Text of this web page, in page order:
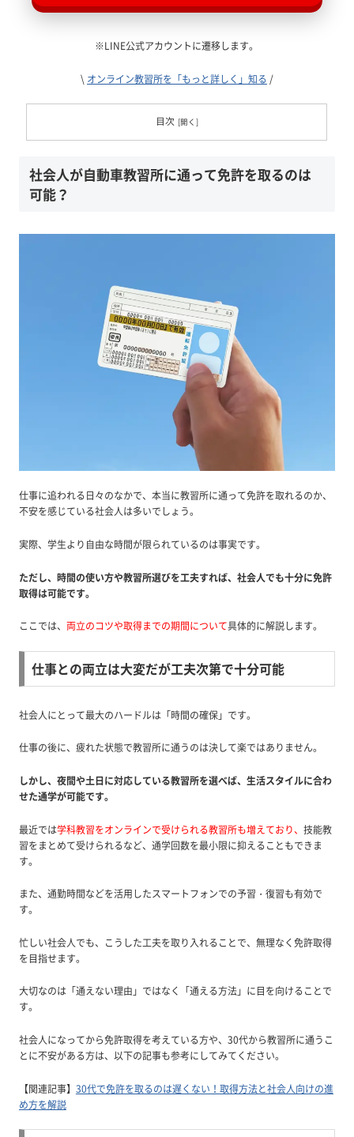
※LINE公式アカウントに遷移します。
\ オンライン教習所を「もっと詳しく」知る /
目次
社会人が自動車教習所に通って免許を取るのは
可能？
仕事に追われる日々のなかで、本当に教習所に通って免許を取れるのか、
不安を感じている社会人は多いでしょう。
実際、学生より自由な時間が限られているのは事実です。
ただし、時間の使い方や教習所選びを工夫すれば、社会人でも十分に免許
取得は可能です。
ここでは、 両立のコツや取得までの期間について具体的に解説します。
仕事との両立は大変だが工夫次第で十分可能
社会人にとって最大のハードルは「時間の確保」です。
仕事の後に、疲れた状態で教習所に通うのは決して楽ではありません。
しかし、夜間や土日に対応している教習所を選べば、生活スタイルに合わ
せた通学が可能です。
最近では学科教習をオンラインで受けられる教習所も増えており、 技能教
習をまとめて受けられるなど、通学回数を最小限に抑えることもできま
す。
また、通勤時間などを活用したスマートフォンでの予習・復習も有効で
す。
忙しい社会人でも、こうした工夫を取り入れることで、無理なく免許取得
を目指せます。
大切なのは「通えない理由」ではなく「通える方法」に目を向けることで
す。
社会人になってから免許取得を考えている方や、30代から教習所に通うこ
とに不安がある方は、以下の記事も参考にしてみてください。
【関連記事】 30代で免許を取るのは遅くない！取得方法と社会人向けの進
め方を解説